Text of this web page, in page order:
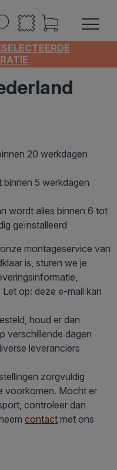
20 werkdagen
5 werkdagen
wordt alles binnen 6 tot
geïnstalleerd
montageservice van
is, sturen we je
op: deze e-mail kan
houd er dan
verschillende dagen
leveranciers
zorgvuldig
voorkomen. Mocht er
controleer dan
contact met ons